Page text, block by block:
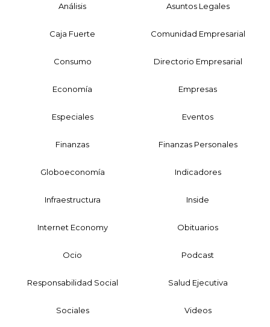
Análisis Asuntos Legales
Caja Fuerte Comunidad Empresarial
Consumo Directorio Empresarial
Economía Empresas
Especiales Eventos
Finanzas Finanzas Personales
Globoeconomía Indicadores
Infraestructura Inside
Internet Economy Obituarios
Ocio Podcast
Responsabilidad Social Salud Ejecutiva
Sociales Videos